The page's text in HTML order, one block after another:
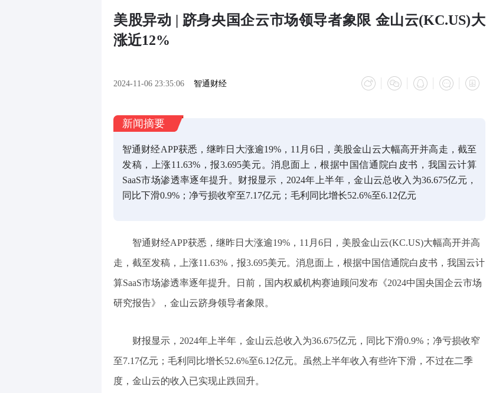
美股异动 | 跻身央国企云市场领导者象限 金山云(KC.US)大
涨近12%
2024-11-06 23:35:06 智通财经
新闻摘要
智通财经APP获悉，继昨日大涨逾19%，11月6日，美股金山云大幅高开并高走，截至
发稿，上涨11.63%，报3.695美元。消息面上，根据中国信通院白皮书，我国云计算
SaaS市场渗透率逐年提升。财报显示，2024年上半年，金山云总收入为36.675亿元，
同比下滑0.9%；净亏损收窄至7.17亿元；毛利同比增长52.6%至6.12亿元
智通财经APP获悉，继昨日大涨逾19%，11月6日，美股金山云(KC.US)大幅高开并高
走，截至发稿，上涨11.63%，报3.695美元。消息面上，根据中国信通院白皮书，我国云计
算SaaS市场渗透率逐年提升。日前，国内权威机构赛迪顾问发布《2024中国央国企云市场
研究报告》，金山云跻身领导者象限。
财报显示，2024年上半年，金山云总收入为36.675亿元，同比下滑0.9%；净亏损收窄
至7.17亿元；毛利同比增长52.6%至6.12亿元。虽然上半年收入有些许下滑，不过在二季
度，金山云的收入已实现止跌回升。